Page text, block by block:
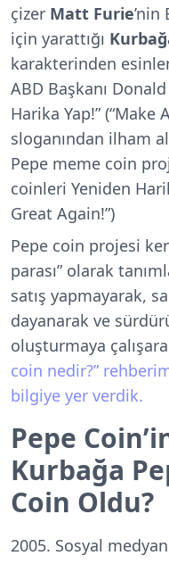
çizer Matt Furie’nin
için yarattığı
karakterinden
ABD Başkanı Donald
Harika Yap!” (“Make
sloganından ilham
Pepe meme coin
coinleri Yeniden
Great Again!”)
Pepe coin projesi
parası” olarak
satış yapmayarak,
dayanarak ve
oluşturmaya
coin nedir?”
bilgiye yer verdik.
Pepe
Kurbağa
Coin Oldu?
2005. Sosyal